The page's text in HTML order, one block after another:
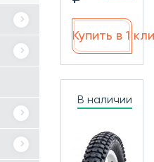
Купить в 1
В наличии